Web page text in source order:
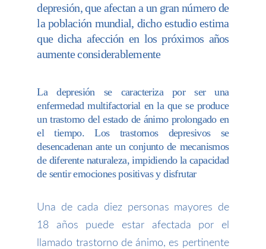
depresión, que afectan a un gran número de
la población mundial, dicho estudio estima
que dicha afección en los próximos años
aumente considerablemente
La depresión se caracteriza por ser una
enfermedad multifactorial en la que se produce
un trastorno del estado de ánimo prolongado en
el tiempo. Los trastornos depresivos se
desencadenan ante un conjunto de mecanismos
de diferente naturaleza, impidiendo la capacidad
de sentir emociones positivas y disfrutar
Una de cada diez personas mayores de
18 años puede estar afectada por el
llamado trastorno de ánimo, es pertinente